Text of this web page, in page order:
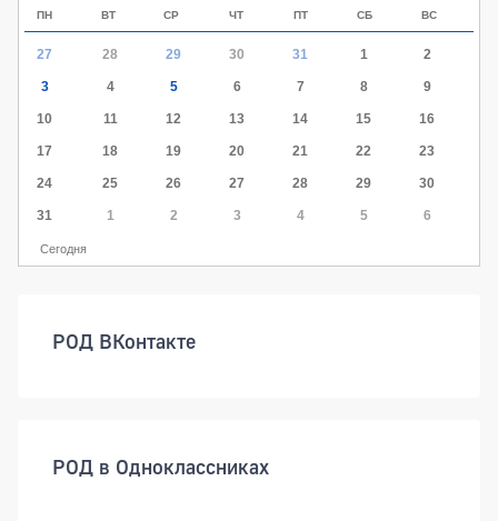
ПН ВТ СР ЧТ ПТ СБ ВС
27 28 29 30 31 1 2
3 4 5 6 7 8 9
10 11 12 13 14 15 16
17 18 19 20 21 22 23
24 25 26 27 28 29 30
31 1 2 3 4 5 6
Сегодня
РОД ВКонтакте
РОД в Одноклассниках